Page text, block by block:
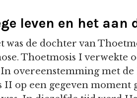
leven en het aan
was de dochter van
Thoetmosis I verwekte
overeenstemming met de
II op een gegeven moment